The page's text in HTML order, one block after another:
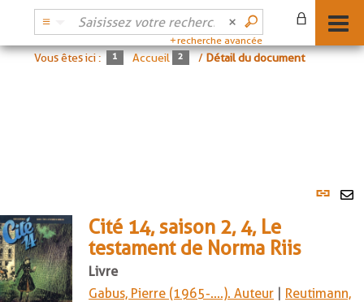
recherche avancée
Vous êtes ici : Accueil /Détail du document
Lien
Cité 14, saison 2, 4, Le
testament de Norma Riis
Livre
Gabus, Pierre (1965-....). Auteur
Reutimann,